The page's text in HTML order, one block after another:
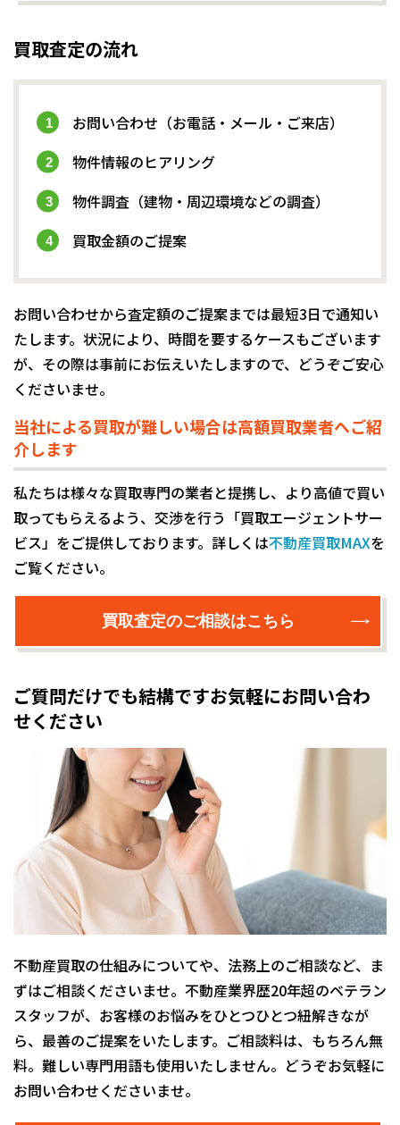
買取査定の流れ
お問い合わせ（お電話・メール・ご来店）
物件情報のヒアリング
物件調査（建物・周辺環境などの調査）
買取金額のご提案
お問い合わせから査定額のご提案までは最短3日で通知い
たします。状況により、時間を要するケースもございます
が、その際は事前にお伝えいたしますので、どうぞご安心
くださいませ。
当社による買取が難しい場合は高額買取業者へご紹
介します
私たちは様々な買取専門の業者と提携し、より高値で買い
取ってもらえるよう、交渉を行う「買取エージェントサー
ビス」をご提供しております。詳しくは不動産買取MAXを
ご覧ください。
買取査定のご相談はこちら
ご質問だけでも結構ですお気軽にお問い合わ
せください
不動産買取の仕組みについてや、法務上のご相談など、ま
ずはご相談くださいませ。不動産業界歴20年超のベテラン
スタッフが、お客様のお悩みをひとつひとつ紐解きなが
ら、最善のご提案をいたします。ご相談料は、もちろん無
料。難しい専門用語も使用いたしません。どうぞお気軽に
お問い合わせくださいませ。